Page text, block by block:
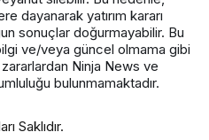
dayanarak yatırım kararı
sonuçlar doğurmayabilir. Bu
ve/veya güncel olmama gibi
Ninja News ve
bulunmamaktadır.
Saklıdır.